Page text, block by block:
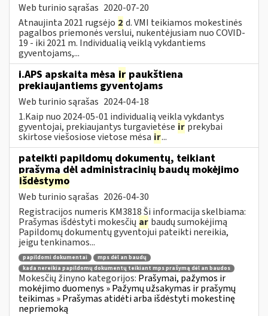
Web turinio sąrašas 2020-07-20
Atnaujinta 2021 rugsėjo 2 d. VMI teikiamos mokestinės
pagalbos priemonės verslui, nukentėjusiam nuo COVID-
19 - iki 2021 m. Individualią veiklą vykdantiems
gyventojams,...
i.APS apskaita mėsa ir paukštiena
prekiaujantiems gyventojams
Web turinio sąrašas 2024-04-18
1.Kaip nuo 2024-05-01 individualią veiklą vykdantys
gyventojai, prekiaujantys turgavietėse ir prekybai
skirtose viešosiose vietose mėsa ir...
pateikti papildomų dokumentų, teikiant
prašymą dėl administracinių baudų mokėjimo
išdėstymo
Web turinio sąrašas 2026-04-30
Registracijos numeris KM3818 Ši informacija skelbiama:
Prašymas išdėstyti mokesčių ar baudų sumokėjimą
Papildomų dokumentų gyventojui pateikti nereikia,
jeigu tenkinamos...
papildomi dokumentai
mps dėl an baudų
kada nereikia papildomų dokumentų teikiant mps prašymą dėl an baudos
Mokesčių žinyno kategorijos: Prašymai, pažymos ir
mokėjimo duomenys » Pažymų užsakymas ir prašymų
teikimas » Prašymas atidėti arba išdėstyti mokestinę
nepriemoką